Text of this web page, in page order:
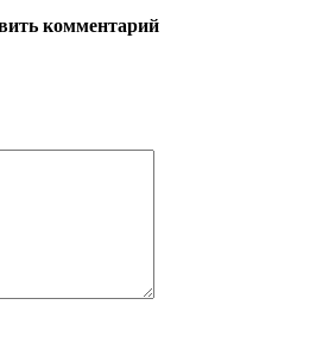
комментарий